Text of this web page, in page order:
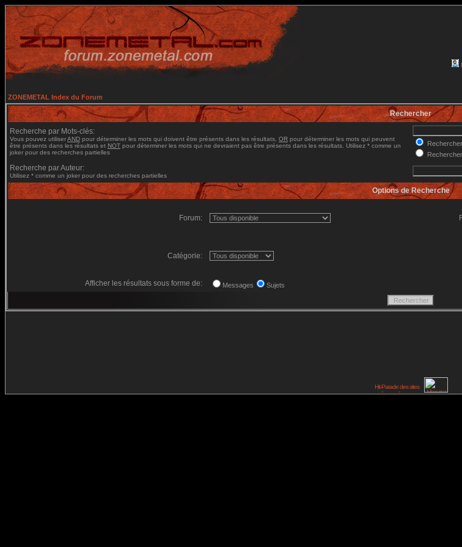
ZONEMETAL Index du Forum
Rechercher
Recherche par Mots-clés:
Vous pouvez utiliserAND pour déterminer les mots qui doivent être présents dans les résultats, OR pour déterminer les mots qui peuvent
être présents dans les résultats et NOT pour déterminer les mots qui ne devraient pas être présents dans les résultats. Utilisez * comme un
joker pour des recherches partielles
Recherche par Auteur:
Utilisez * comme un joker pour des recherches partielles
Options de Recherche
Forum:
Catégorie:
Afficher les résultats sous forme de: Messages Sujets